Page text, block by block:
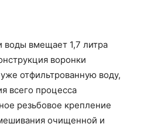
воды вмещает 1,7 литра
воронки
отфильтрованную воду,
всего процесса
резьбовое крепление
очищенной и